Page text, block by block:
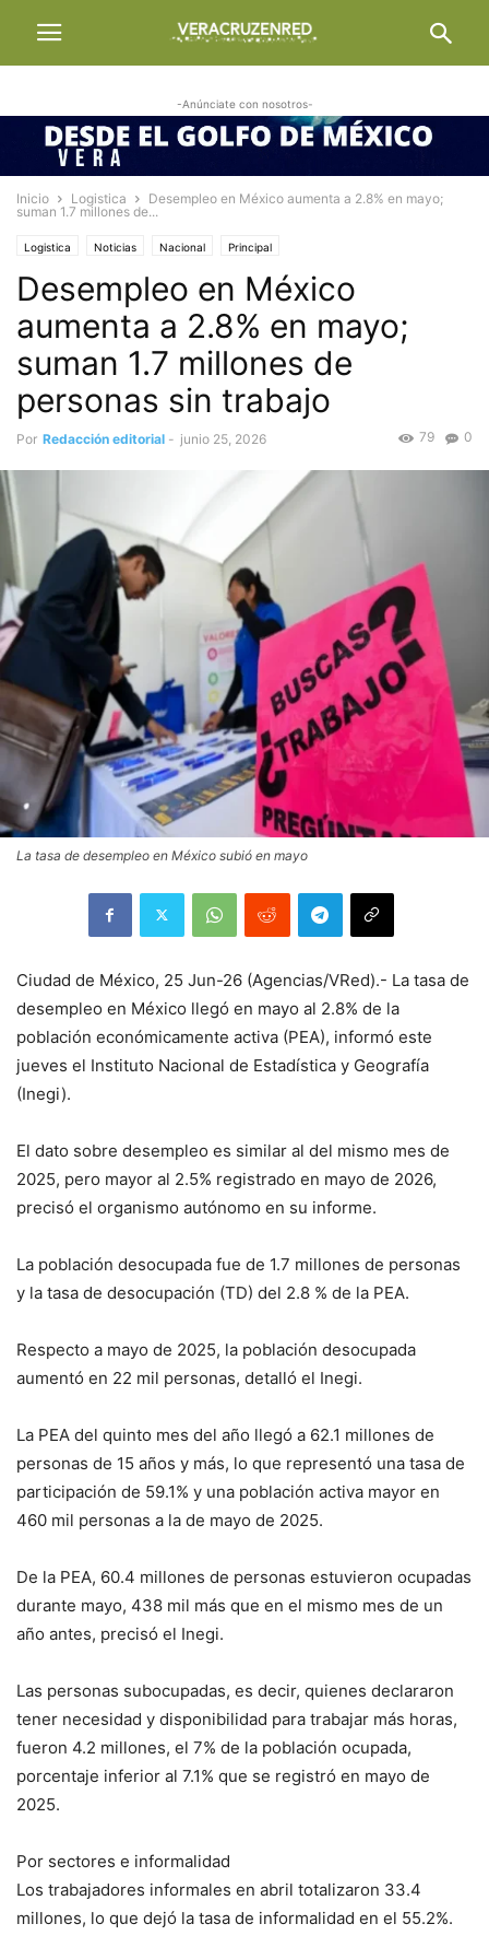
-Anúnciate con nosotros-
Inicio Logistica
Desempleo en México aumenta a 2.8% en mayo;
suman 1.7 millones de...
Logistica Noticias Nacional Principal
Desempleo en México
aumenta a 2.8% en mayo;
suman 1.7 millones de
personas sin trabajo
Por Redacción editorial - junio 25, 2026 0
79
La tasa de desempleo en México subió en mayo
Ciudad de México, 25 Jun-26 (Agencias/VRed).- La tasa de
desempleo en México llegó en mayo al 2.8% de la
población económicamente activa (PEA), informó este
jueves el Instituto Nacional de Estadística y Geografía
(Inegi).
El dato sobre desempleo es similar al del mismo mes de
2025, pero mayor al 2.5% registrado en mayo de 2026,
precisó el organismo autónomo en su informe.
La población desocupada fue de 1.7 millones de personas
y la tasa de desocupación (TD) del 2.8 % de la PEA.
Respecto a mayo de 2025, la población desocupada
aumentó en 22 mil personas, detalló el Inegi.
La PEA del quinto mes del año llegó a 62.1 millones de
personas de 15 años y más, lo que representó una tasa de
participación de 59.1% y una población activa mayor en
460 mil personas a la de mayo de 2025.
De la PEA, 60.4 millones de personas estuvieron ocupadas
durante mayo, 438 mil más que en el mismo mes de un
año antes, precisó el Inegi.
Las personas subocupadas, es decir, quienes declararon
tener necesidad y disponibilidad para trabajar más horas,
fueron 4.2 millones, el 7% de la población ocupada,
porcentaje inferior al 7.1% que se registró en mayo de
2025.
Por sectores e informalidad
Los trabajadores informales en abril totalizaron 33.4
millones, lo que dejó la tasa de informalidad en el 55.2%.